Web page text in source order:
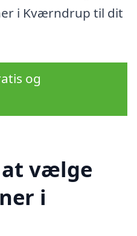
i Kværndrup til dit
og
at vælge
i